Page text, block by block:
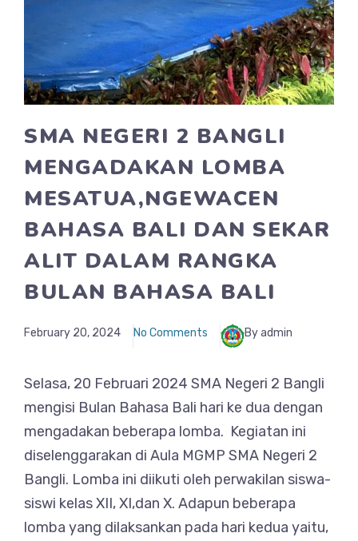
SMA NEGERI 2 BANGLI
MENGADAKAN LOMBA
MESATUA,NGEWACEN
BAHASA BALI DAN SEKAR
ALIT DALAM RANGKA
BULAN BAHASA BALI
February 20, 2024 No Comments By admin
Selasa, 20 Februari 2024 SMA Negeri 2 Bangli
mengisi Bulan Bahasa Bali hari ke dua dengan
mengadakan beberapa lomba. Kegiatan ini
diselenggarakan di Aula MGMP SMA Negeri 2
Bangli. Lomba ini diikuti oleh perwakilan siswa-
siswi kelas XII, XI,dan X. Adapun beberapa
lomba yang dilaksankan pada hari kedua yaitu,